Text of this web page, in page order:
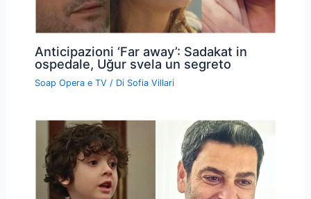
Anticipazioni ‘Far away’: Sadakat in
ospedale, Uğur svela un segreto
Soap Opera e TV / Di Sofia Villari